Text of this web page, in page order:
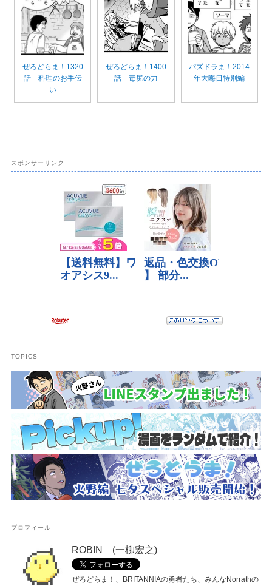
ぜろどらま！1320
話 料理のお手伝
い
ぜろどらま！1400
話 毒尻の力
パズドラま！2014
年大晦日特別編
スポンサーリンク
TOPICS
プロフィール
ROBIN (一柳宏之)
ぜろどらま！、BRITANNIAの勇者たち、みんなNorrathの